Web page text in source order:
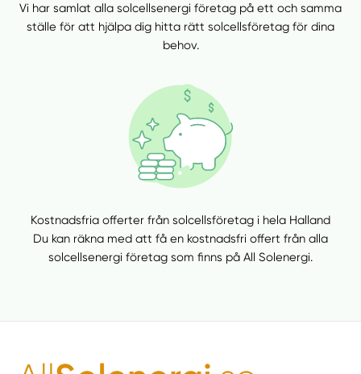
Vi har samlat alla solcellsenergi företag på ett och samma
ställe för att hjälpa dig hitta rätt solcellsföretag för dina
behov.
Kostnadsfria offerter från solcellsföretag i hela Halland
Du kan räkna med att få en kostnadsfri offert från alla
solcellsenergi företag som finns på All Solenergi.